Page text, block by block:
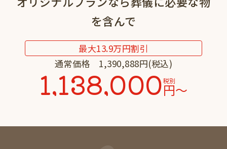
を含んで
1,138,000税別
円〜
最大13.9万円割引
通常価格 1,390,888円(税込)